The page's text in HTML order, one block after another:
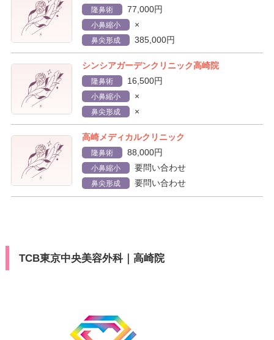
隆鼻術 77,000円
小鼻縮小 ×
鼻尖形成 385,000円
シンシアガーデンクリニック高崎院
隆鼻術 16,500円
小鼻縮小 ×
鼻尖形成 ×
高崎メディカルクリニック
隆鼻術 88,000円
小鼻縮小 要問い合わせ
鼻尖形成 要問い合わせ
TCB東京中央美容外科｜高崎院